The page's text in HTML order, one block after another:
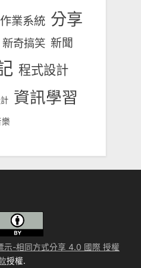
作業系統 分享
新奇搞笑 新聞
程式設計
資訊學習
示-相同方式分享 4.0 國際 授權
授權.